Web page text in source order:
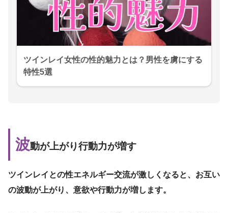
ツインレイ女性の性的魅力とは？男性を虜にする
特性5選
波動が上がり行動力が増す
ツインレイとの性エネルギー交流が激しくなると、お互い
の波動が上がり、意欲や行動力が増します。